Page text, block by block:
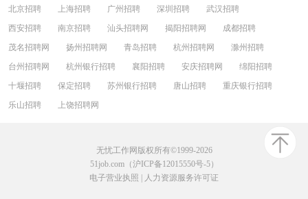
北京招聘 上海招聘 广州招聘 深圳招聘
武汉招聘
西安招聘
南京招聘 汕头招聘网 揭阳招聘网
成都招聘
茂名招聘网
扬州招聘网 青岛招聘 杭州招聘网
滁州招聘
台州招聘网
杭州银行招聘 襄阳招聘 安庆招聘网
绵阳招聘
十堰招聘
保定招聘 苏州银行招聘 唐山招聘
重庆银行招聘
乐山招聘
上饶招聘网
无忧工作网版权所有©1999-2026
51job.com（沪ICP备12015550号-5）
电子营业执照
人力资源服务许可证